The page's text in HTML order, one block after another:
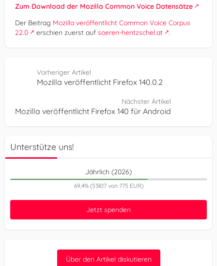
Zum Download der Mozilla Common Voice Datensätze
Der Beitrag Mozilla veröffentlicht Common Voice Corpus
22.0
erschien zuerst auf soeren-hentzschel.at .
Vorheriger Artikel
Mozilla veröffentlicht Firefox 140.0.2
Nächster Artikel
Mozilla veröffentlicht Firefox 140 für Android
Unterstütze uns!
Jährlich (2026)
69,4% (538,17 von 775 EUR)
Jetzt spenden
Über den Artikel diskutieren